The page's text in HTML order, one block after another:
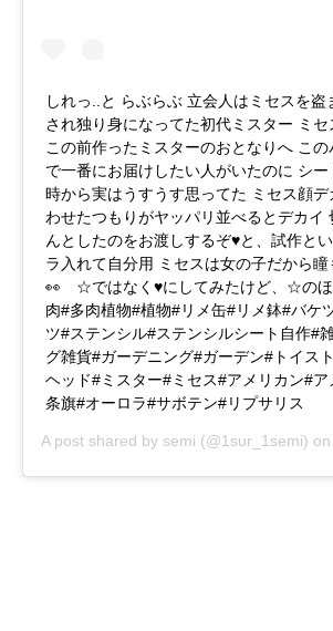
しれっ..と らぶらぶ 立会人はミセスを盗
され独り身になってた初代ミスター ミ
この前作ったミスターのおとなりへ この
で一番にお届けしたい人がいたのに シ
時から実はうすうす思ってた ミセス顔
わせたつもりがヤッパリ並べるとデカイ
んとしたのをお渡しするぞ♥と、試作と
ラ入れて自分用 ミセスは女の子だから瞳
👀 ☆ではなく♥にしてみたけど、☆のほ
肉#多肉植物#植物#リメ缶#リメ鉢#バケ
ツ#ステンシル#ステンシルシート自作#
グ雑貨#ガーデニング#ガーデン#トイス
ヘッド#ミスター#ミセス#アメリカン#
条旗#オーロラ#サボテン#リプサリス
A post shared by semi (@1sur_1semi) on